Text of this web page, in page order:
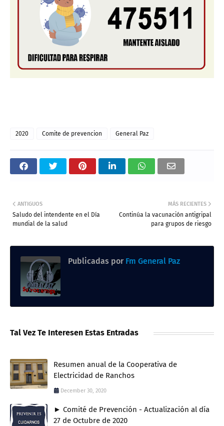
2020 Comite de prevencion General Paz
MÁS RECIENTES
Continúa la vacunación antigripal
para grupos de riesgo
ANTIGUOS
Saludo del intendente en el Día
mundial de la salud
Publicadas por Fm General Paz
Tal Vez Te Interesen Estas Entradas
Resumen anual de la Cooperativa de
Electricidad de Ranchos
December 30, 2020
► Comité de Prevención - Actualización al día
27 de Octubre de 2020